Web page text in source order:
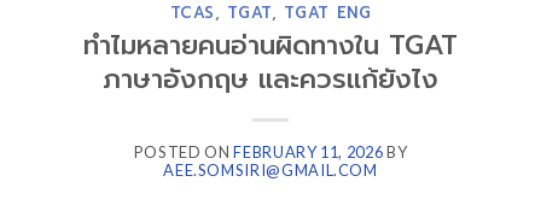
TCAS, TGAT, TGAT ENG
ทำไมหลายคนอ่านผิดทางใน TGAT
ภาษาอังกฤษ และควรแก้ยังไง
POSTED ONFEBRUARY 11, 2026BY
AEE.SOMSIRI@GMAIL.COM